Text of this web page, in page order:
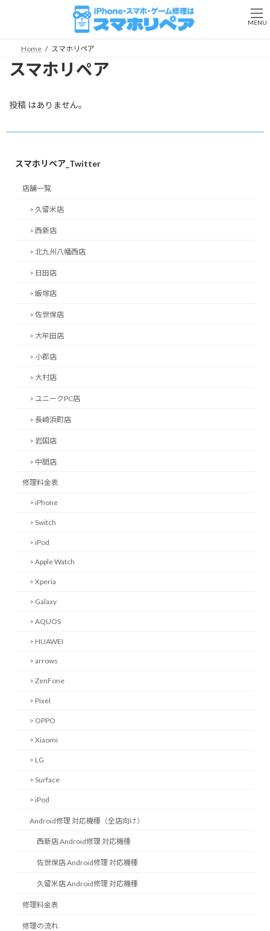
Home スマホリペア
スマホリペア
投稿 はありません。
スマホリペア_Twitter
店舗一覧
> 久留米店
> 西新店
> 北九州八幡西店
> 日田店
> 飯塚店
> 佐世保店
> 大牟田店
> 小郡店
> 大村店
> ユニークPC店
> 長崎浜町店
> 岩国店
> 中間店
修理料金表
> iPhone
> Switch
> iPod
> Apple Watch
> Xperia
> Galaxy
> AQUOS
> HUAWEI
> arrows
> ZenFone
> Pixel
> OPPO
> Xiaomi
> LG
> Surface
> iPod
Android修理 対応機種（全店向け）
西新店 Android修理 対応機種
佐世保店 Android修理 対応機種
久留米店 Android修理 対応機種
修理料金表
修理の流れ
MENU